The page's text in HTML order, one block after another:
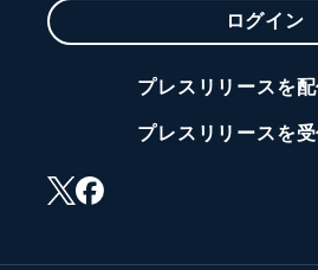
ログイン
プレスリリースを
プレスリリースを